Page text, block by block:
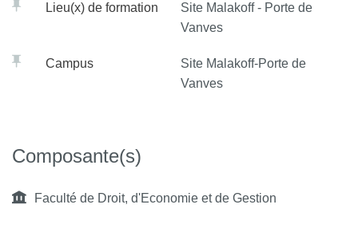
Lieu(x) de formation
Site Malakoff - Porte de
Vanves
Campus
Site Malakoff-Porte de
Vanves
Composante(s)
Faculté de Droit, d'Economie et de Gestion